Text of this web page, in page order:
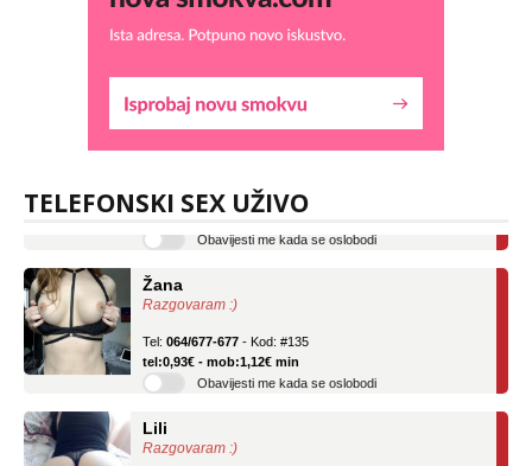
TELEFONSKI SEX UŽIVO
tel:0,93€ - mob:1,12€ min
Razgovaram :)
tel:0,93€ - mob:1,12€ min
Obavijesti me kada se oslobodi
Razgovaram :)